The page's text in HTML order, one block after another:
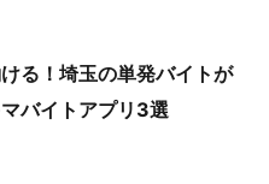
る！埼玉の単発バイトが
バイトアプリ3選